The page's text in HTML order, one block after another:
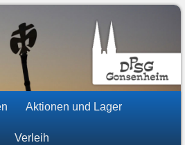
Gonsenheim
Aktionen und Lager
Verleih